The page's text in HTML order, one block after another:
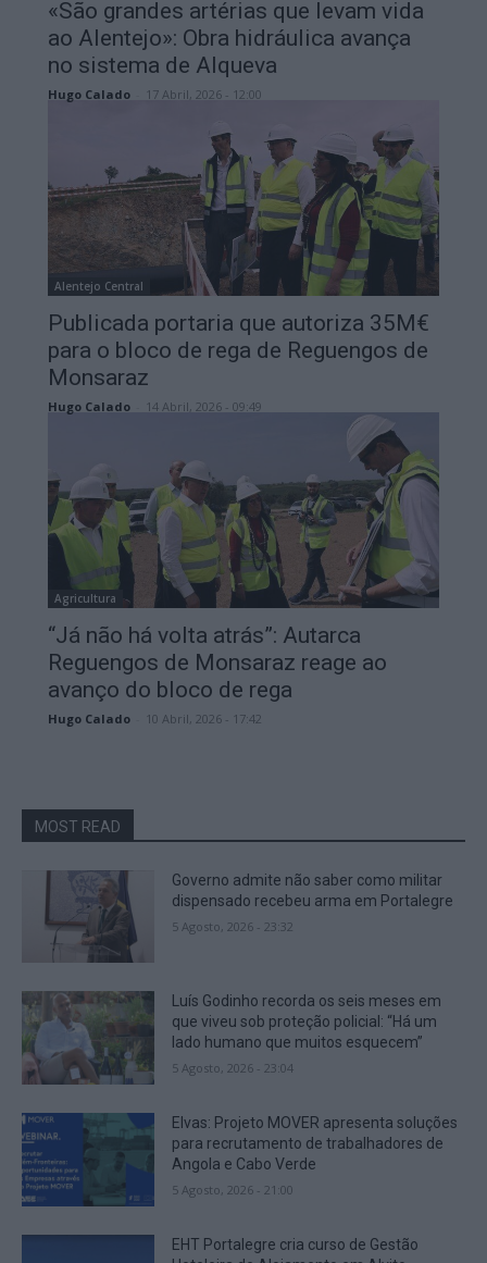
«São grandes artérias que levam vida
ao Alentejo»: Obra hidráulica avança
no sistema de Alqueva
Hugo Calado 17 Abril, 2026 - 12:00
Alentejo Central
Publicada portaria que autoriza 35M€
para o bloco de rega de Reguengos de
Monsaraz
Hugo Calado 14 Abril, 2026 - 09:49
Agricultura
“Já não há volta atrás”: Autarca
Reguengos de Monsaraz reage ao
avanço do bloco de rega
Hugo Calado 10 Abril, 2026 - 17:42
MOST READ
Governo admite não saber como militar
dispensado recebeu arma em Portalegre
5 Agosto, 2026 - 23:32
Luís Godinho recorda os seis meses em
que viveu sob proteção policial: “Há um
lado humano que muitos esquecem”
5 Agosto, 2026 - 23:04
Elvas: Projeto MOVER apresenta soluções
para recrutamento de trabalhadores de
Angola e Cabo Verde
5 Agosto, 2026 - 21:00
EHT Portalegre cria curso de Gestão